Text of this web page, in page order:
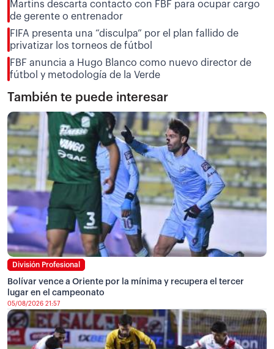
Martins descarta contacto con FBF para ocupar cargo
de gerente o entrenador
FIFA presenta una “disculpa” por el plan fallido de
privatizar los torneos de fútbol
FBF anuncia a Hugo Blanco como nuevo director de
fútbol y metodología de la Verde
También te puede interesar
División Profesional
Bolívar vence a Oriente por la mínima y recupera el tercer
lugar en el campeonato
05/08/2026 21:57